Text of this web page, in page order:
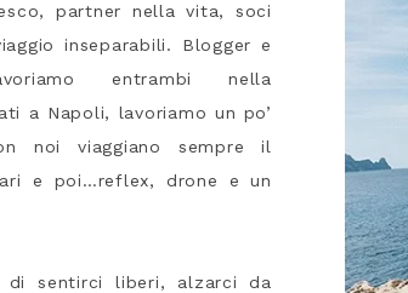
partner nella vita, soci
inseparabili. Blogger e
entrambi nella
a Napoli, lavoriamo un po’
noi viaggiano sempre il
e poi…reflex, drone e un
di sentirci liberi, alzarci da